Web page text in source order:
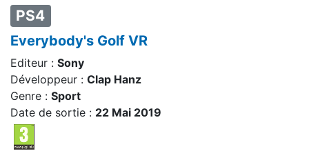
PS4
Everybody's Golf VR
Editeur : Sony
Développeur : Clap Hanz
Genre : Sport
Date de sortie : 22 Mai 2019